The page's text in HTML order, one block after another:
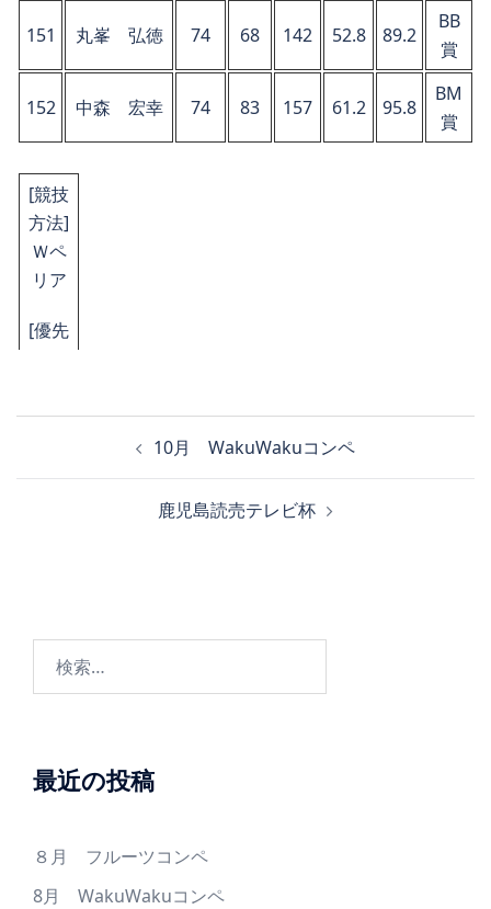
151 丸峯 弘徳 74 68 142 52.8 89.2
BB
賞
152 中森 宏幸 74 83 157 61.2 95.8
BM
賞
[競技
方法]
Ｗペ
リア
[優先
ＣＰ
カウ
[隠し
ﾎｰ
ﾙ]1･
9･10･
16･
17･
ョ
10月 WakuWakuコンペ
鹿児島読売テレビ杯
最近の投稿
８月 フルーツコンペ
8月 WakuWakuコンペ